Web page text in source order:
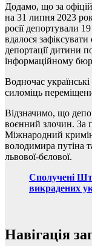
Додамо, що за
на 31 липня 2023
росії депортували
вдалося
депортації дитини
інформаційному
Водночас
силоміць
Відзначимо, що
воєнний злочин. За
Міжнародний
володимира путіна
львової-бєлової.
Сполучені
викрадених
Навігація